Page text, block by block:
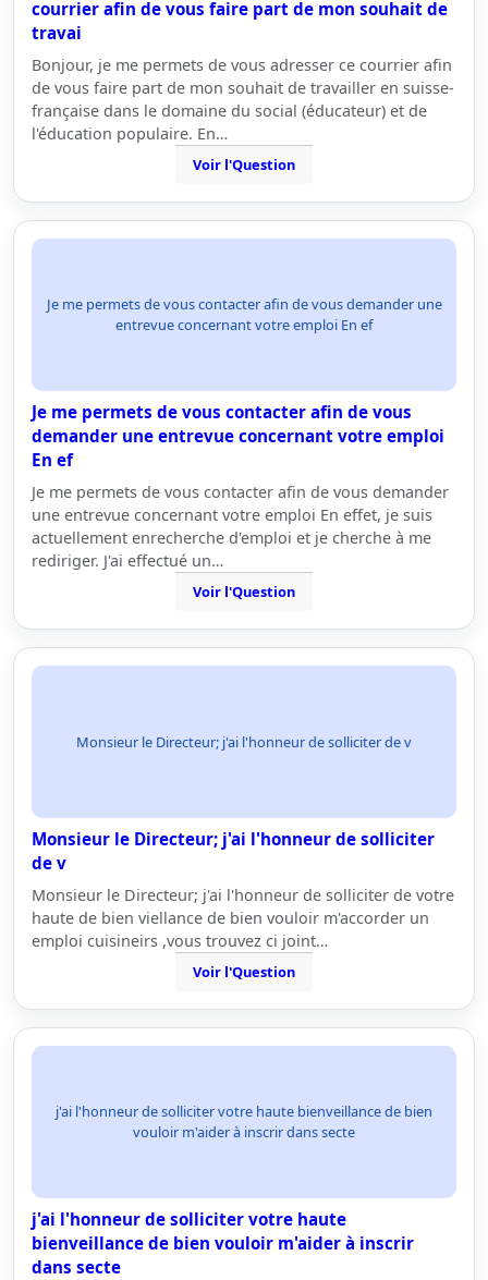
courrier afin de vous faire part de mon souhait de
travai
Bonjour, je me permets de vous adresser ce courrier afin
de vous faire part de mon souhait de travailler en suisse-
française dans le domaine du social (éducateur) et de
l'éducation populaire. En…
Voir l'Question
Je me permets de vous contacter afin de vous demander une
entrevue concernant votre emploi En ef
Je me permets de vous contacter afin de vous
demander une entrevue concernant votre emploi
En ef
Je me permets de vous contacter afin de vous demander
une entrevue concernant votre emploi En effet, je suis
actuellement enrecherche d'emploi et je cherche à me
rediriger. J'ai effectué un…
Voir l'Question
Monsieur le Directeur; j'ai l'honneur de solliciter de v
Monsieur le Directeur; j'ai l'honneur de solliciter
de v
Monsieur le Directeur; j'ai l'honneur de solliciter de votre
haute de bien viellance de bien vouloir m'accorder un
emploi cuisineirs ,vous trouvez ci joint…
Voir l'Question
j'ai l'honneur de solliciter votre haute bienveillance de bien
vouloir m'aider à inscrir dans secte
j'ai l'honneur de solliciter votre haute
bienveillance de bien vouloir m'aider à inscrir
dans secte